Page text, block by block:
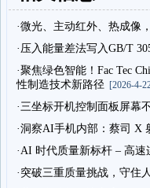
·微光、主动红外、热成像
·压入能量差法写入GB/T
·聚焦绿色智能！Fac Tec
性制造技术新路径 [2026-4-
·三坐标开机控制面板屏幕
·洞察AI手机内部：蔡司 X
·AI 时代质量新标杆 – 高
·突破三重质量挑战，守住